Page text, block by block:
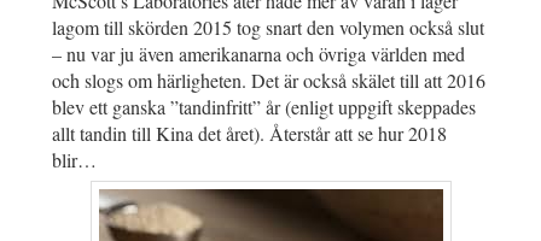
lagom till skörden 2015 tog snart den volymen också slut
– nu var ju även amerikanarna och övriga världen med
och slogs om härligheten. Det är också skälet till att 2016
blev ett ganska ”tandinfritt” år (enligt uppgift skeppades
allt tandin till Kina det året). Återstår att se hur 2018
blir…